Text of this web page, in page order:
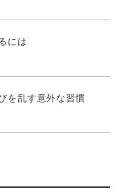
には
を乱す意外な習慣